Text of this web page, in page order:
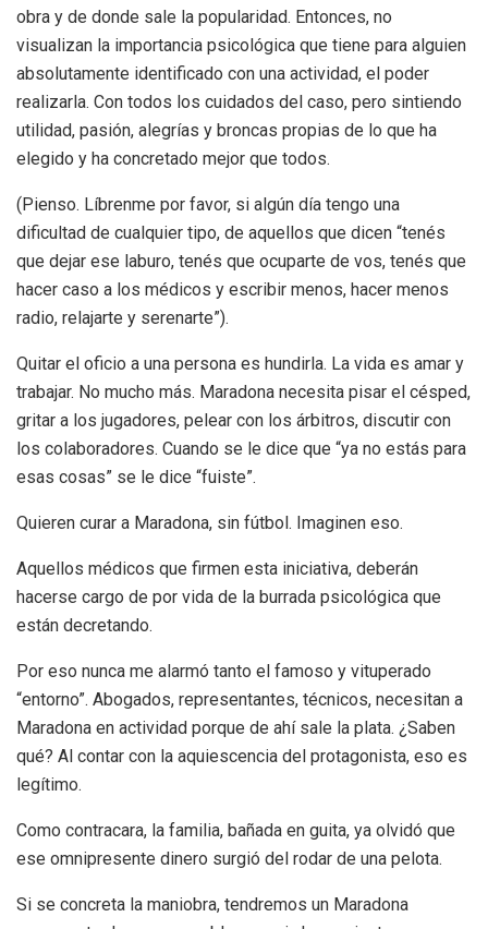
obra y de donde sale la popularidad. Entonces, no
visualizan la importancia psicológica que tiene para alguien
absolutamente identificado con una actividad, el poder
realizarla. Con todos los cuidados del caso, pero sintiendo
utilidad, pasión, alegrías y broncas propias de lo que ha
elegido y ha concretado mejor que todos.
(Pienso. Líbrenme por favor, si algún día tengo una
dificultad de cualquier tipo, de aquellos que dicen “tenés
que dejar ese laburo, tenés que ocuparte de vos, tenés que
hacer caso a los médicos y escribir menos, hacer menos
radio, relajarte y serenarte”).
Quitar el oficio a una persona es hundirla. La vida es amar y
trabajar. No mucho más. Maradona necesita pisar el césped,
gritar a los jugadores, pelear con los árbitros, discutir con
los colaboradores. Cuando se le dice que “ya no estás para
esas cosas” se le dice “fuiste”.
Quieren curar a Maradona, sin fútbol. Imaginen eso.
Aquellos médicos que firmen esta iniciativa, deberán
hacerse cargo de por vida de la burrada psicológica que
están decretando.
Por eso nunca me alarmó tanto el famoso y vituperado
“entorno”. Abogados, representantes, técnicos, necesitan a
Maradona en actividad porque de ahí sale la plata. ¿Saben
qué? Al contar con la aquiescencia del protagonista, eso es
legítimo.
Como contracara, la familia, bañada en guita, ya olvidó que
ese omnipresente dinero surgió del rodar de una pelota.
Si se concreta la maniobra, tendremos un Maradona